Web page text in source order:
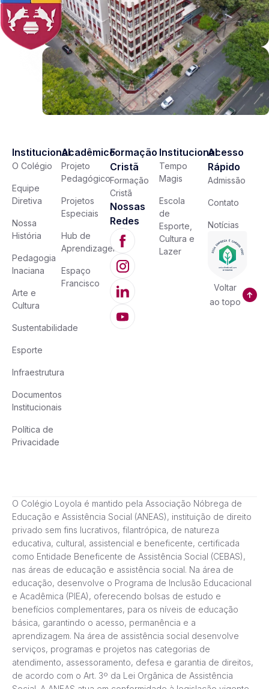
Institucional
O Colégio
Equipe
Diretiva
Nossa
História
Pedagogia
Inaciana
Arte e
Cultura
Sustentabilidade
Esporte
Infraestrutura
Documentos
Institucionais
Política de
Privacidade
Acadêmico
Projeto
Pedagógico
Projetos
Especiais
Hub de
Aprendizagem
Espaço
Francisco
Formação
Cristã
Formação
Cristã
Nossas
Redes
Institucional
Tempo
Magis
Escola
de
Esporte,
Cultura e
Lazer
Acesso
Rápido
Admissão
Contato
Notícias
Voltar
ao topo
O Colégio Loyola é mantido pela Associação Nóbrega de
Educação e Assistência Social (ANEAS), instituição de direito
privado sem fins lucrativos, filantrópica, de natureza
educativa, cultural, assistencial e beneficente, certificada
como Entidade Beneficente de Assistência Social (CEBAS),
nas áreas de educação e assistência social. Na área de
educação, desenvolve o Programa de Inclusão Educacional
e Acadêmica (PIEA), oferecendo bolsas de estudo e
benefícios complementares, para os níveis de educação
básica, garantindo o acesso, permanência e a
aprendizagem. Na área de assistência social desenvolve
serviços, programas e projetos nas categorias de
atendimento, assessoramento, defesa e garantia de direitos,
de acordo com o Art. 3º da Lei Orgânica de Assistência